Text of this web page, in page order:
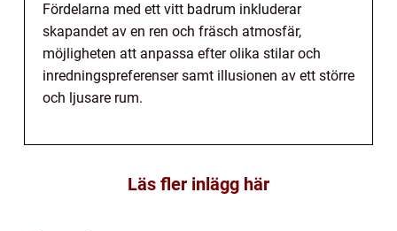
Fördelarna med ett vitt badrum inkluderar
skapandet av en ren och fräsch atmosfär,
möjligheten att anpassa efter olika stilar och
inredningspreferenser samt illusionen av ett större
och ljusare rum.
Läs fler inlägg här